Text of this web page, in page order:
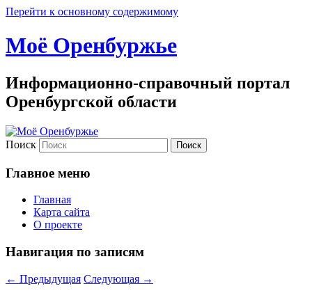
Перейти к основному содержимому
Моё Оренбуржье
Информационно-справочный портал
Оренбургской области
Поиск
Главное меню
Главная
Карта сайта
О проекте
Навигация по записям
← Предыдущая Следующая →